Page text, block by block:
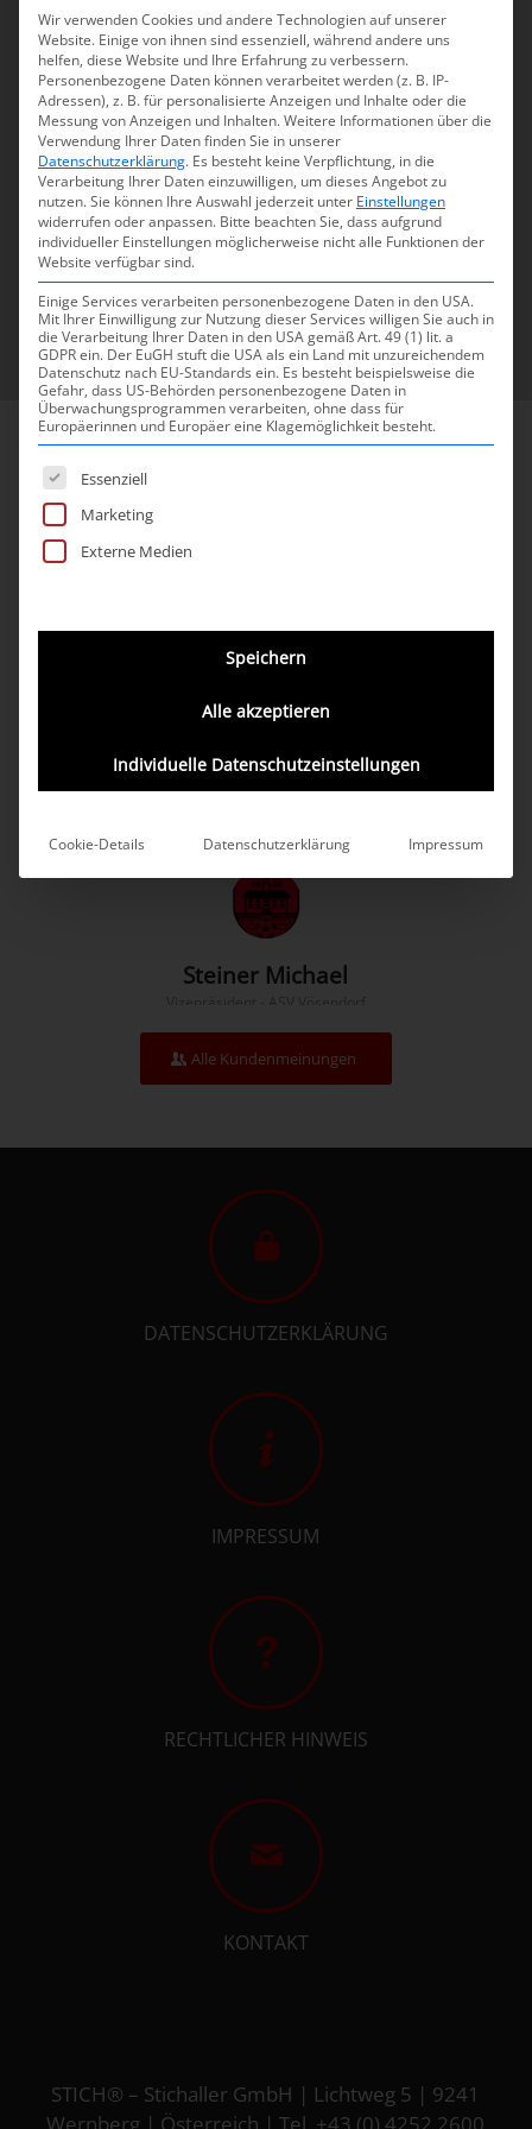
STICH® überzeugt durch
Erfahrung
Senden Sie uns Ihre Anfrage
Zum Anfrageformular
KUNDENMEINUNGEN
Sehr gute Beratung durch Josip Kljucevic, gutes
Service bei Problemen.
regelmäßiger zeitgerechter Informationsfluss.
Steiner Michael
Weiter
Alle Kundenmeinungen
DATENSCHUTZERKLÄRUNG
IMPRESSUM
RECHTLICHER HINWEIS
KONTAKT
STICH® – Stichaller GmbH | Lichtweg 5 | 9241
Wernberg | Österreich |Tel. +43 (0) 4252 2600
Wir verwenden Cookies und andere Technologien auf unserer
Website. Einige von ihnen sind essenziell, während andere uns
helfen, diese Website und Ihre Erfahrung zu verbessern.
Personenbezogene Daten können verarbeitet werden (z. B. IP-
Adressen), z. B. für personalisierte Anzeigen und Inhalte oder die
Messung von Anzeigen und Inhalten.Weitere Informationen über die
Verwendung Ihrer Daten finden Sie in unserer
Datenschutzerklärung. Es besteht keine Verpflichtung, in die
Verarbeitung Ihrer Daten einzuwilligen, um dieses Angebot zu
nutzen.Sie können Ihre Auswahl jederzeit unter Einstellungen
widerrufen oder anpassen. Bitte beachten Sie, dass aufgrund
individueller Einstellungen möglicherweise nicht alle Funktionen der
Website verfügbar sind.
Einige Services verarbeiten personenbezogene Daten in den USA.
Mit Ihrer Einwilligung zur Nutzung dieser Services willigen Sie auch in
die Verarbeitung Ihrer Daten in den USA gemäß Art. 49 (1) lit. a
GDPR ein. Der EuGH stuft die USA als ein Land mit unzureichendem
Datenschutz nach EU-Standards ein. Es besteht beispielsweise die
Gefahr, dass US-Behörden personenbezogene Daten in
Überwachungsprogrammen verarbeiten, ohne dass für
Europäerinnen und Europäer eine Klagemöglichkeit besteht.
Es folgt eine Liste der Service-Gruppen, für
Essenziell
Marketing
Externe Medien
Speichern
Alle akzeptieren
Individuelle Datenschutzeinstellungen
Cookie-Details Datenschutzerklärung Impressum